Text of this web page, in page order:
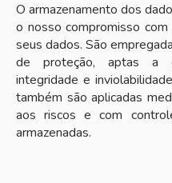
O armazenamento dos
o nosso compromisso
seus dados. São
de proteção, aptas a
integridade e
também são aplicadas
aos riscos e com
armazenadas.